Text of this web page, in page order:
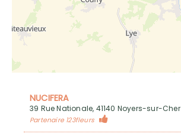
NUCIFERA
39 Rue Nationale, 41140 Noyers-sur-Cher
Partenaire 123fleurs